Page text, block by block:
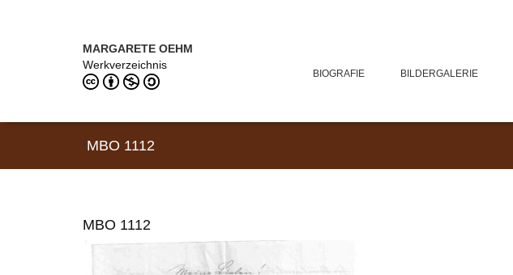
MARGARETE OEHM
Werkverzeichnis
BIOGRAFIE BILDERGALERIE
MBO 1112
MBO 1112